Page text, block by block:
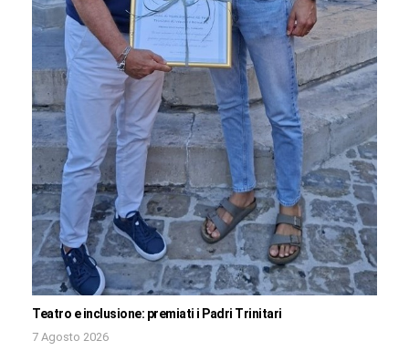
Teatro e inclusione: premiati i Padri Trinitari
7 Agosto 2026